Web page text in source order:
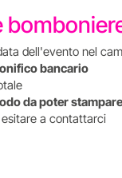
dell'evento nel
bancario
da poter
esitare a contattarci